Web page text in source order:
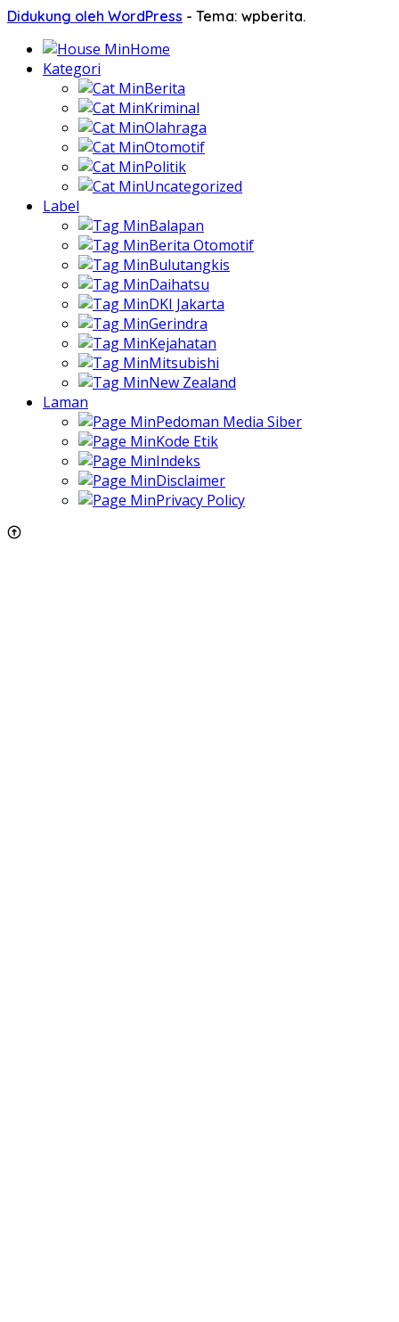
Didukung oleh WordPress - Tema: wpberita.
Home
Kategori
Berita
Kriminal
Olahraga
Otomotif
Politik
Uncategorized
Label
Balapan
Berita Otomotif
Bulutangkis
Daihatsu
DKI Jakarta
Gerindra
Kejahatan
Mitsubishi
New Zealand
Laman
Pedoman Media Siber
Kode Etik
Indeks
Disclaimer
Privacy Policy